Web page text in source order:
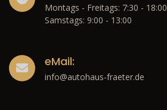
Montags - Freitags: 7:30 - 18:00
Samstags: 9:00 - 13:00
eMail:
info@autohaus-fraeter.de